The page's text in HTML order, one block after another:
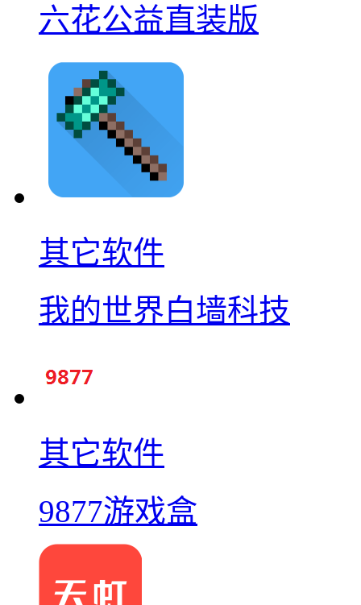
六花公益直装版
其它软件
我的世界白墙科技
其它软件
9877游戏盒